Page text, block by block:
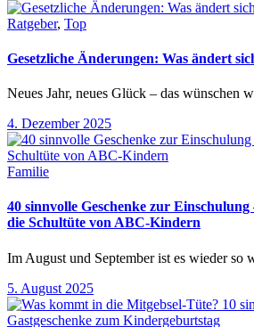
Ratgeber, Top
Gesetzliche Änderungen: Was ändert
Neues Jahr, neues Glück – das wünschen
4. Dezember 2025
Familie
40 sinnvolle Geschenke zur
die Schultüte von ABC-Kindern
Im August und September ist es wieder so
5. August 2025